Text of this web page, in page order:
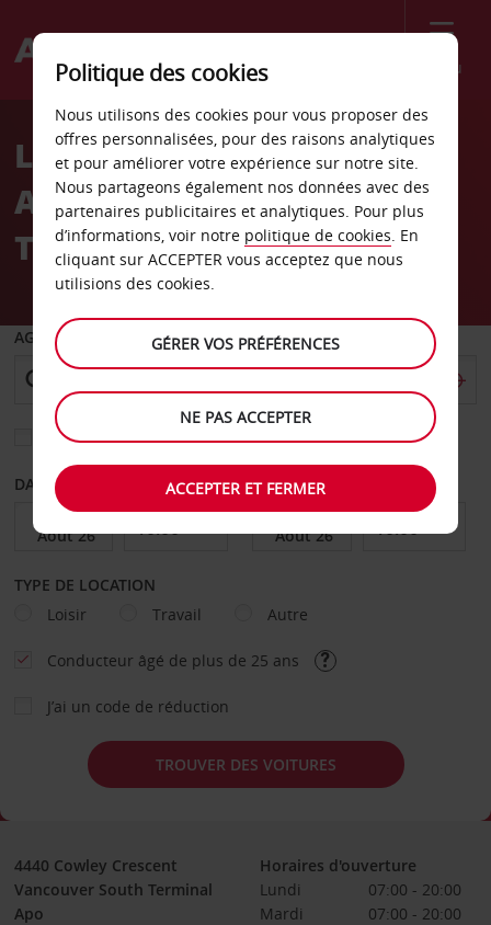
Menu
Welcome
AvisLocation de voiture
Aéroport de Vancouver
Terminal Sud
AGENCE DE DÉPART
Sélectionnez une autre agence de retour
DATE DE DÉPART DATE DE RETOUR
TYPE DE LOCATION
Loisir
Travail Autre
Conducteur âgé de plus de 25 ans
J’ai un code de réduction
TROUVER DES VOITURES
4440 Cowley Crescent
Vancouver South Terminal
Apo
Horaires d'ouverture
Lundi
07:00 - 20:00
Mardi
07:00 - 20:00
Politique des cookies
Nous utilisons des cookies pour vous proposer des
offres personnalisées, pour des raisons analytiques
et pour améliorer votre expérience sur notre site.
Nous partageons également nos données avec des
partenaires publicitaires et analytiques. Pour plus
d’informations, voir notre politique de cookies. En
cliquant sur ACCEPTER vous acceptez que nous
utilisions des cookies.
GÉRER VOS PRÉFÉRENCES
NE PAS ACCEPTER
ACCEPTER ET FERMER